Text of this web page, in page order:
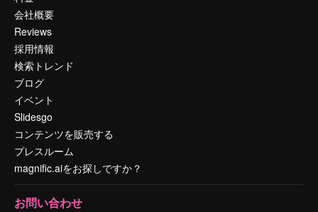
会社概要
Reviews
採用情報
検索トレンド
ブログ
イベント
Slidesgo
コンテンツを販売する
プレスルーム
magnific.aiをお探しですか？
お問い合わせ